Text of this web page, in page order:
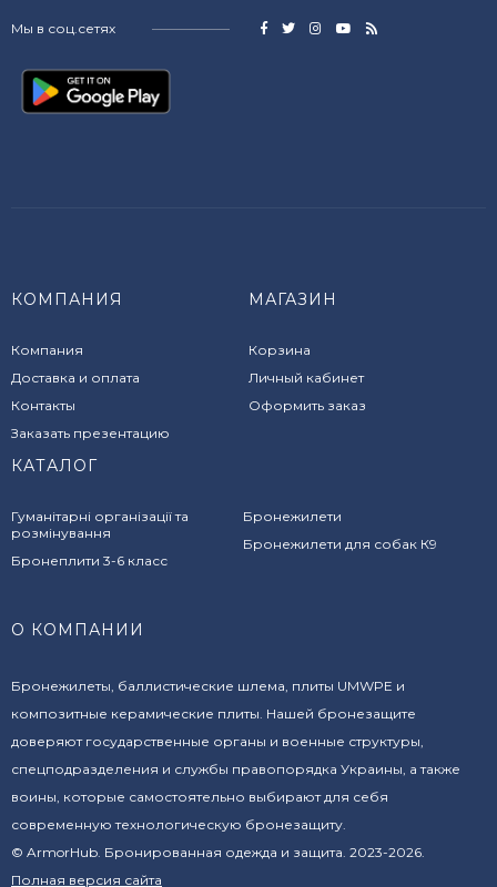
Мы в соц.сетях
КОМПАНИЯ
Компания
Доставка и оплата
Контакты
Заказать презентацию
МАГАЗИН
Корзина
Личный кабинет
Оформить заказ
КАТАЛОГ
Гуманітарні організації та
розмінування
Бронеплити 3-6 класс
Бронежилети
Бронежилети для собак К9
О КОМПАНИИ
Бронежилеты, баллистические шлема, плиты UMWPE и
композитные керамические плиты. Нашей бронезащите
доверяют государственные органы и военные структуры,
спецподразделения и службы правопорядка Украины, а также
воины, которые самостоятельно выбирают для себя
современную технологическую бронезащиту.
© ArmorHub. Бронированная одежда и защита. 2023-2026.
Полная версия сайта